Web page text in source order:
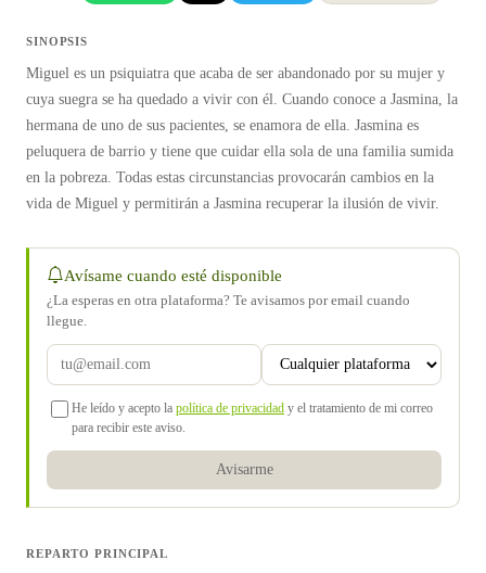
SINOPSIS
Miguel es un psiquiatra que acaba de ser abandonado por su mujer y
cuya suegra se ha quedado a vivir con él. Cuando conoce a Jasmina, la
hermana de uno de sus pacientes, se enamora de ella. Jasmina es
peluquera de barrio y tiene que cuidar ella sola de una familia sumida
en la pobreza. Todas estas circunstancias provocarán cambios en la
vida de Miguel y permitirán a Jasmina recuperar la ilusión de vivir.
Avísame cuando esté disponible
¿La esperas en otra plataforma? Te avisamos por email cuando
llegue.
He leído y acepto la política de privacidad y el tratamiento de mi correo
para recibir este aviso.
Avisarme
REPARTO PRINCIPAL